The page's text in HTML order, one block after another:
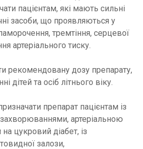
пацієнтам, які мають сильні
засоби, що проявляються у
тремтіння, серцевої
артеріального тиску.
рекомендовану дозу препарату,
дітей та осіб літнього віку.
препарат пацієнтам із
артеріальною
цукровий діабет, із
залози,